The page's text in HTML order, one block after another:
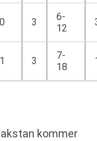
0 3
6-
12
1 3
7-
18
kommer